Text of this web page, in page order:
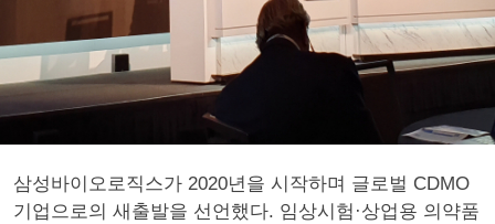
삼성바이오로직스가 2020년을 시작하며 글로벌 CDMO
기업으로의 새출발을 선언했다. 임상시험·상업용 의약품